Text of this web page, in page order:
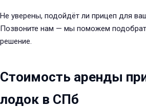
Не уверены, подойдёт ли прицеп для
Позвоните нам — мы поможем
решение.
Стоимость аренды
лодок в СПб